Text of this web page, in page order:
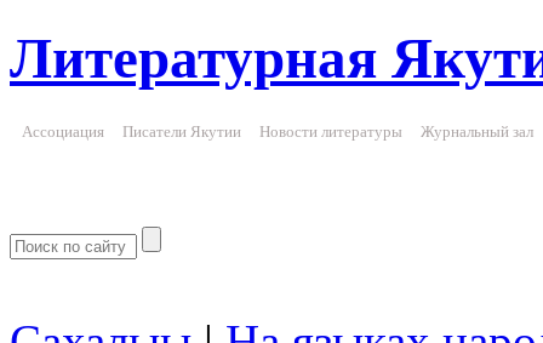
Литературная
Ассоциация Писатели Якутии Новости литературы Журнальный зал